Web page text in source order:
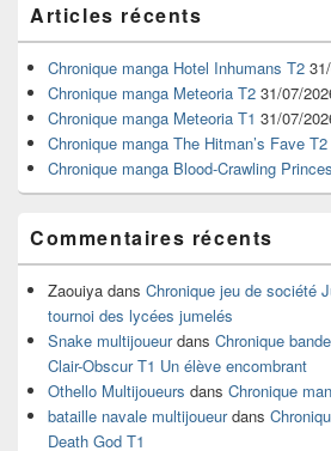
principale
de
widget
pour
barre
latérale
Articles récents
Chronique manga Hotel Inhumans T2
Chronique manga Meteoria T2 31/07/
Chronique manga Meteoria T1 31/07/
Chronique manga The Hitman’s Fave T2
Chronique manga Blood-Crawling
Commentaires récents
Zaouiya dans Chronique jeu de société
tournoi des lycées jumelés
Snake multijoueurdans Chronique
Clair-Obscur T1 Un élève encombrant
Othello Multijoueurs dans Chronique
bataille navale multijoueurdans
Death God T1